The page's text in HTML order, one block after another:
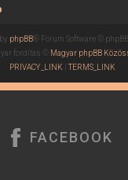
phpBB® Forum Software ©
fordítás © Magyar phpBB
PRIVACY_LINK |TERMS_LINK
FACEBOOK